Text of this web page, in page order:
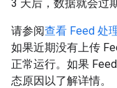
3 天后，数据就会过
请参阅查看 Feed 处
如果近期没有上传
正常运行。如果
态原因以了解详情。